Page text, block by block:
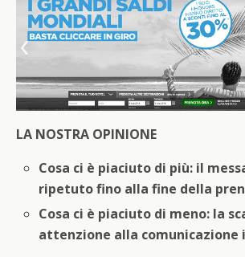
LA NOSTRA OPINIONE
Cosa ci è piaciuto di più: il
ripetuto fino alla fine della
Cosa ci è piaciuto di meno: la
attenzione alla comunicazione